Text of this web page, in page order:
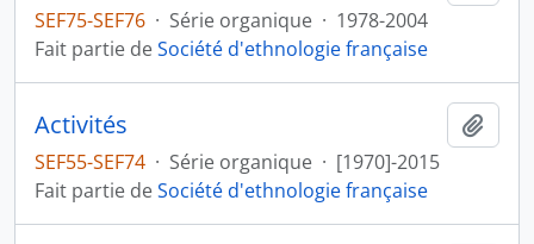
SEF75-SEF76 · Série organique · 1978-2004
Fait partie deSociété d'ethnologie française
Activités
SEF55-SEF74 · Série organique · [1970]-2015
Fait partie deSociété d'ethnologie française